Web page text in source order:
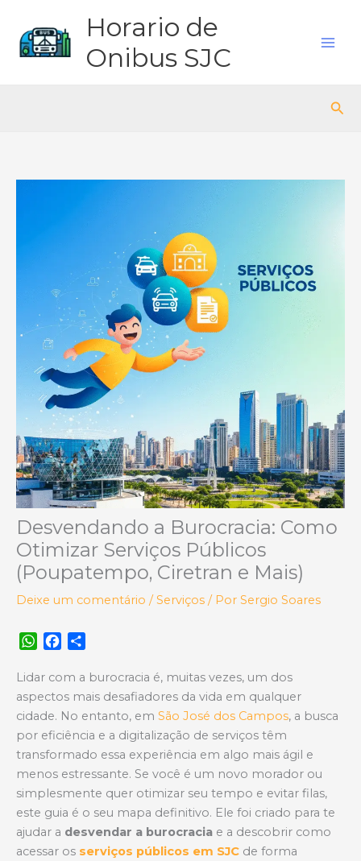
Horario de
Onibus SJC
Desvendando a Burocracia: Como
Otimizar Serviços Públicos
(Poupatempo, Ciretran e Mais)
Deixe um comentário /Serviços / Por Sergio Soares
W
a
t
s
c
e
b
o
a
r
e
Lidar com a burocracia é, muitas vezes, um dos
aspectos mais desafiadores da vida em qualquer
cidade. No entanto, em São José dos Campos, a busca
por eficiência e a digitalização de serviços têm
transformado essa experiência em algo mais ágil e
menos estressante. Se você é um novo morador ou
simplesmente quer otimizar seu tempo e evitar filas,
este guia é o seu mapa definitivo. Ele foi criado para te
ajudar a desvendar a burocracia e a descobrir como
acessar os serviços públicos em SJC de forma